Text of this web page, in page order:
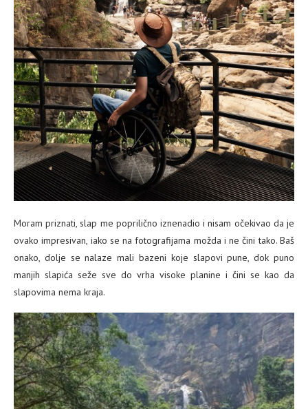
Moram priznati, slap me poprilično iznenadio i nisam očekivao da je
ovako impresivan, iako se na fotografijama možda i ne čini tako. Baš
onako, dolje se nalaze mali bazeni koje slapovi pune, dok puno
manjih slapića seže sve do vrha visoke planine i čini se kao da
slapovima nema kraja.